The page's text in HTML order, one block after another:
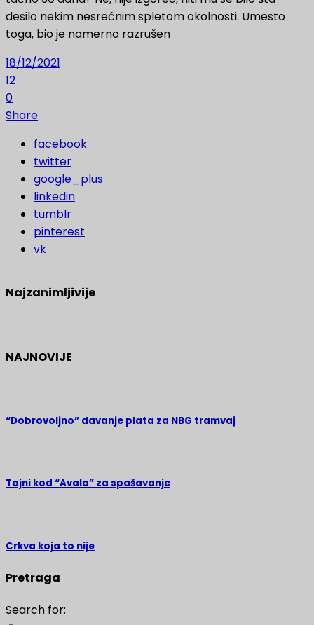
desilo nekim nesrećnim spletom okolnosti. Umesto
toga, bio je namerno razrušen
18/12/2021
12
0
Share
facebook
twitter
google_plus
linkedin
tumblr
pinterest
vk
Najzanimljivije
NAJNOVIJE
“Dobrovoljno” davanje plata za NBG tramvaj
Tajni kod “Avala” za spašavanje
Crkva koja to nije
Pretraga
Search for: